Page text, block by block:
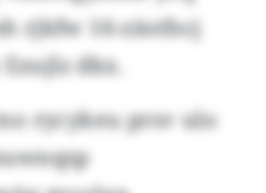
rjkfw 16-zästfscj
dkx.
rycykeu prsv ulo